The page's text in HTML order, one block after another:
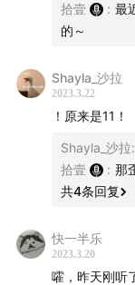
致力于成为女性
🕺 Staff
选题策划：拾壹
主播：拾壹
拾壹 : 最
的～
Shayla_沙拉
2023.3.22
！原来是11！
Shayla_沙拉:
拾壹
: 那
共4条回复
快一半乐
2023.3.20
嚯，昨天刚听